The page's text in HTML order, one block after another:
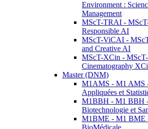
Environment :
Management
MScT-TRAI -
Responsible AI
MScT-ViCAI -
and Creative AI
MScT-XCin -
Cinematography
Master (DNM)
M1AMS - M1 AMS
Appliquées et
M1BBH - M1 BBH
Biotechnologie et
M1BME - M1 BME
BioMédicale